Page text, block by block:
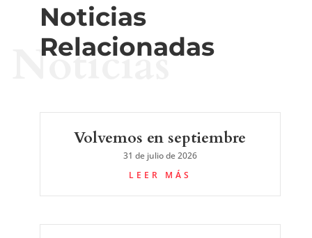
Noticias
Relacionadas
Noticias
Volvemos en septiembre
31 de julio de 2026
LEER MÁS